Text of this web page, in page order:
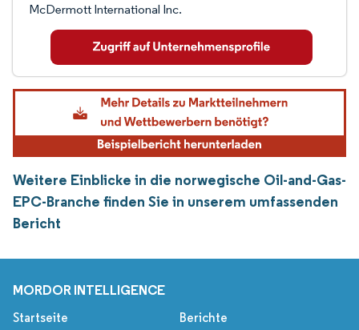
McDermott International Inc.
Weitere Einblicke in die norwegische Oil-and-Gas-
EPC-Branche finden Sie in unserem umfassenden
Bericht
MORDOR INTELLIGENCE
Startseite Berichte